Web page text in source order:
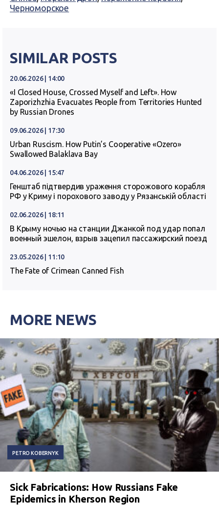
Черноморское
SIMILAR POSTS
20.06.2026 | 14:00
«I Closed House, Crossed Myself and Left». How
Zaporizhzhia Evacuates People from Territories Hunted
by Russian Drones
09.06.2026 | 17:30
Urban Ruscism. How Putin’s Cooperative «Ozero»
Swallowed Balaklava Bay
04.06.2026 | 15:47
Генштаб підтвердив ураження сторожового корабля
РФ у Криму і порохового заводу у Рязанській області
02.06.2026 | 18:11
В Крыму ночью на станции Джанкой под удар попал
военный эшелон, взрыв зацепил пассажирский поезд
23.05.2026 | 11:10
The Fate of Crimean Canned Fish
MORE NEWS
PETRO KOBERNYK
Sick Fabrications: How Russians Fake
Epidemics in Kherson Region